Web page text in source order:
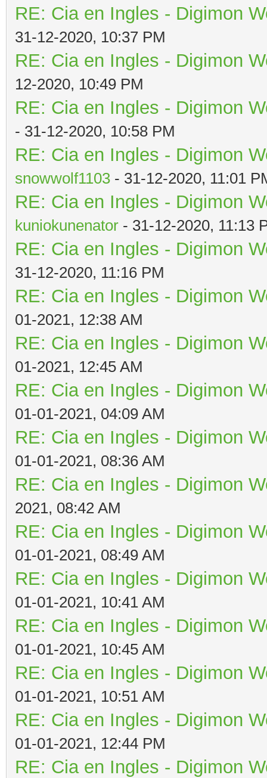
RE: Cia en Ingles - Digimon
31-12-2020, 10:37 PM
RE: Cia en Ingles - Digimon
12-2020, 10:49 PM
RE: Cia en Ingles - Digimon
- 31-12-2020, 10:58 PM
RE: Cia en Ingles - Digimon
snowwolf1103 - 31-12-2020, 11:01
RE: Cia en Ingles - Digimon
kuniokunenator - 31-12-2020, 11:13
RE: Cia en Ingles - Digimon
31-12-2020, 11:16 PM
RE: Cia en Ingles - Digimon
01-2021, 12:38 AM
RE: Cia en Ingles - Digimon
01-2021, 12:45 AM
RE: Cia en Ingles - Digimon
01-01-2021, 04:09 AM
RE: Cia en Ingles - Digimon
01-01-2021, 08:36 AM
RE: Cia en Ingles - Digimon
2021, 08:42 AM
RE: Cia en Ingles - Digimon
01-01-2021, 08:49 AM
RE: Cia en Ingles - Digimon
01-01-2021, 10:41 AM
RE: Cia en Ingles - Digimon
01-01-2021, 10:45 AM
RE: Cia en Ingles - Digimon
01-01-2021, 10:51 AM
RE: Cia en Ingles - Digimon
01-01-2021, 12:44 PM
RE: Cia en Ingles - Digimon